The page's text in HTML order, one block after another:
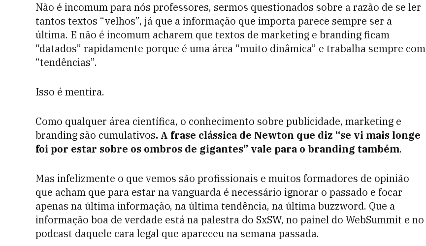
Não é incomum para nós professores, sermos questionados sobre a razão de se ler
tantos textos “velhos”, já que a informação que importa parece sempre ser a
última. E não é incomum acharem que textos de marketing e branding ficam
“datados” rapidamente porque é uma área “muito dinâmica” e trabalha sempre com
“tendências”.
Isso é mentira.
Como qualquer área científica, o conhecimento sobre publicidade, marketing e
branding são cumulativos. A frase clássica de Newton que diz “se vi mais longe
foi por estar sobre os ombros de gigantes” vale para o branding também.
Mas infelizmente o que vemos são profissionais e muitos formadores de opinião
que acham que para estar na vanguarda é necessário ignorar o passado e focar
apenas na última informação, na última tendência, na última buzzword. Que a
informação boa de verdade está na palestra do SxSW, no painel do WebSummit e no
podcast daquele cara legal que apareceu na semana passada.